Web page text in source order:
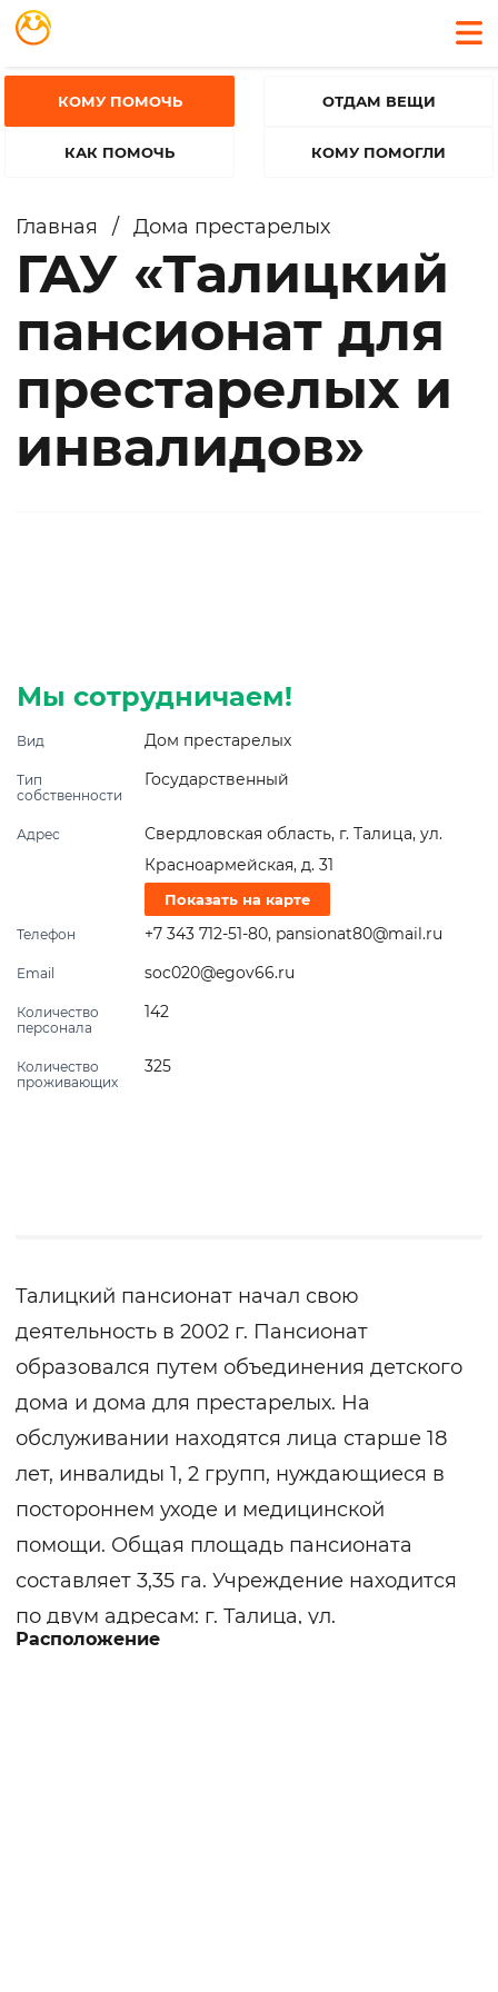
КОМУ ПОМОЧЬ
КАК ПОМОЧЬ
ОТДАМ ВЕЩИ
КОМУ ПОМОГЛИ
Главная / Дома престарелых
ГАУ «Талицкий
пансионат для
престарелых и
инвалидов»
Мы сотрудничаем!
Вид Дом престарелых
Тип
собственности
Государственный
Адрес
Свердловская область, г. Талица, ул.
Красноармейская, д. 31
Показать на карте
Телефон +7 343 712-51-80, pansionat80@mail.ru
Email soc020@egov66.ru
Количество
персонала
142
Количество
проживающих
325
Талицкий пансионат начал свою
деятельность в 2002 г. Пансионат
образовался путем объединения детского
дома и дома для престарелых. На
обслуживании находятся лица старше 18
лет, инвалиды 1, 2 групп, нуждающиеся в
постороннем уходе и медицинской
помощи. Общая площадь пансионата
составляет 3,35 га. Учреждение находится
по двум адресам: г. Талица, ул.
Красноармейская, д. 31, где находится
Расположение